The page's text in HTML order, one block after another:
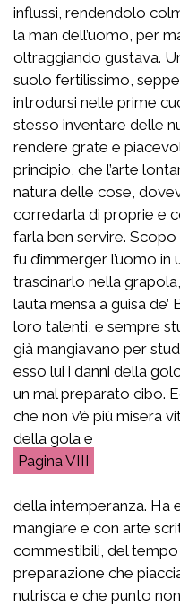
influssi, rendendolo
la man dell’uomo, per
oltraggiando gustava.
suolo fertilissimo,
introdursi nelle prime
stesso inventare delle
rendere grate e
principio, che l’arte
natura delle cose,
corredarla di proprie e
farla ben servire.
fu d’immerger l’uomo
trascinarlo nella
lauta mensa a guisa de’
loro talenti, e sempre
già mangiavano per
esso lui i danni della
un mal preparato cibo.
che non v’è più misera
della gola e
VIII
della intemperanza. Ha
mangiare e con arte
commestibili, del
preparazione che
nutrisca e che punto